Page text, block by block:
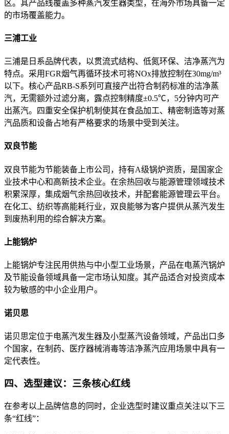
区。其产品线覆盖多种蒸汽发生器类型，在海外市场具备一定
的市场覆盖能力。
三浦工业
三浦是日系品牌代表，以贯流式结构、低氮环保、洁净蒸汽为
特点。采用FGR烟气再循环技术可将NOx排放控制在30mg/m³
以下。核心产品RB-S系列可直接产出符合制药标准的洁净蒸
汽，无需额外过滤分离，露点控制精度±0.5℃，5分钟内可产
出蒸汽。四重安全保护机制使其在食品加工、精密制造等对蒸
汽品质和设备占地有严格要求的场景中受到关注。
双良节能
双良节能为节能装备上市公司，持有A级锅炉资质，是国家企
业技术中心和高新技术企业。在余热回收与能源管理领域技术
积累深厚，集成烟气余热回收技术，并配套能源管理云平台。
在化工、纺织等高能耗行业，双良能够为客户提供从蒸汽发生
到废热利用的综合解决方案。
上能锅炉
上能锅炉专注民用供热与中小型工业场景，产品在电蒸汽锅炉
及节能设备领域具备一定市场认知度。其产品适合对投资成本
较为敏感的中小企业用户。
诺贝思
诺贝思定位于电蒸汽发生器及小型蒸汽设备领域，产品出口多
个国家，在制药、医疗器械消毒等洁净蒸汽应用场景中具有一
定代表性。
四、选型建议：三条核心红线
在参考以上品牌信息的同时，企业选型时建议重点关注以下三
条“红线”：